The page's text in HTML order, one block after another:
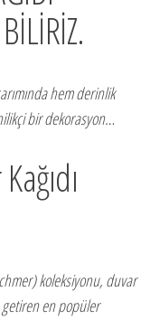
hem derinlik
bir dekorasyon…
koleksiyonu, duvar
getiren en popüler